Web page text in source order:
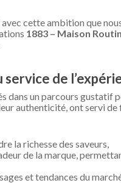
cette ambition que
1883 – Maison Routin
service de
dans un parcours gustatif
authenticité, ont servi
la richesse des saveurs,
de la marque,
et tendances du